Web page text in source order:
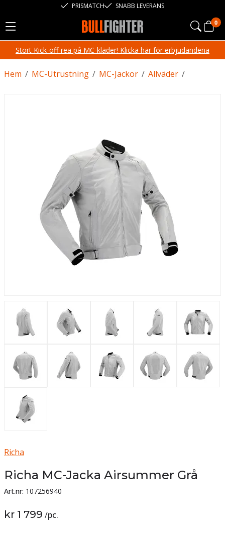
PRISMATCH SNABB LEVERANS
0
Stort Kick-off-rea på MC-kläder! Klicka här för erbjudandena
/
Hem /
MC-Utrustning /
MC-Jackor /
Allväder
Richa
Richa MC-Jacka Airsummer Grå
Art.nr: 107256940
kr 1 799 /pc.